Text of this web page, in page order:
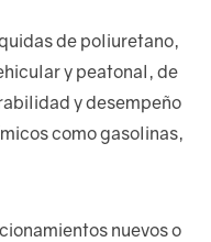
de poliuretano,
y peatonal, de
y desempeño
como gasolinas,
nuevos o